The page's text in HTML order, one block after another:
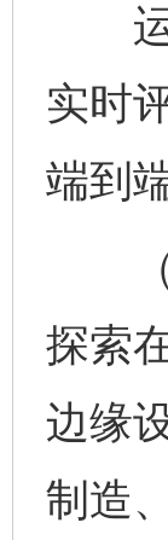
运
实时
端到
（
探索
边缘
制造